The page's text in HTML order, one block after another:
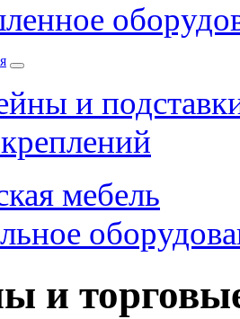
и
мебель
и